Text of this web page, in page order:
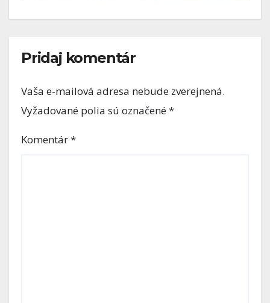
Pridaj komentár
Vaša e-mailová adresa nebude zverejnená.
Vyžadované polia sú označené*
Komentár*